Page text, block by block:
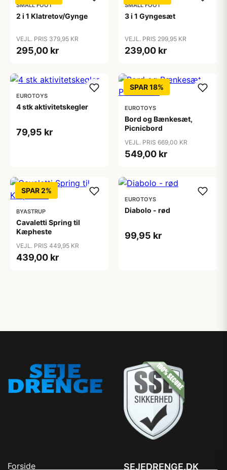
SMALL FOOT
2 i 1 Klatretov/Gynge
VEJL. PRIS 379,95 KR
295,00 kr
SMALL FOOT
3 i 1 Gyngesæt
VEJL. PRIS 299,95 KR
239,00 kr
EUROTOYS
4 stk aktivitetskegler
79,95 kr
SPAR 18%
EUROTOYS
Bord og Bænkesæt,
Picnicbord
VEJL. PRIS 669,00 KR
549,00 kr
SPAR 2%
BYASTRUP
Cavaletti Spring til
Kæpheste
VEJL. PRIS 449,95 KR
439,00 kr
EUROTOYS
Diabolo - rød
99,95 kr
Forside SEJEDRENGE.DK